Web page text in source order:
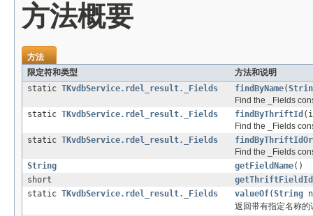
方法概要
方法
限定符和类型
方法和说明
static TKvdbService.rdel_result._Fields findByName(
Find the _Fields
static TKvdbService.rdel_result._Fields findByThriftId
Find the _Fields
static TKvdbService.rdel_result._Fields
Find the _Fields
String
getFieldName()
short
getThriftFieldId
static TKvdbService.rdel_result._Fields valueOf(String
返回带有指定名称